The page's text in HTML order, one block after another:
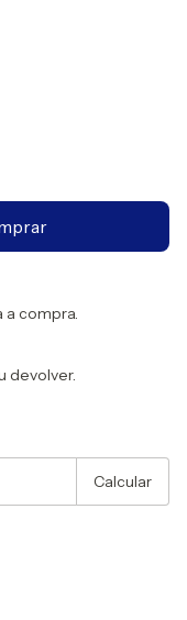
a compra.
devolver.
Calcular